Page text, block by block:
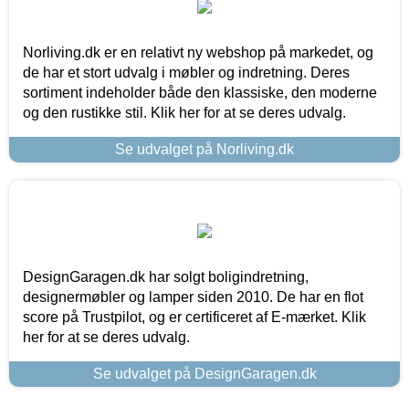
Norliving.dk er en relativt ny webshop på markedet, og
de har et stort udvalg i møbler og indretning. Deres
sortiment indeholder både den klassiske, den moderne
og den rustikke stil. Klik her for at se deres udvalg.
Se udvalget på Norliving.dk
DesignGaragen.dk har solgt boligindretning,
designermøbler og lamper siden 2010. De har en flot
score på Trustpilot, og er certificeret af E-mærket. Klik
her for at se deres udvalg.
Se udvalget på DesignGaragen.dk